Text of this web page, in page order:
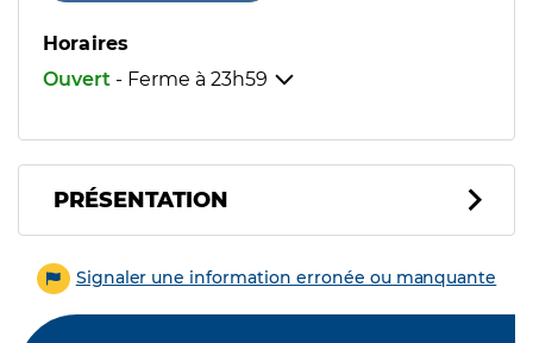
Horaires
Ouvert - Ferme à 23h59
PRÉSENTATION
Signaler une information erronée ou manquante